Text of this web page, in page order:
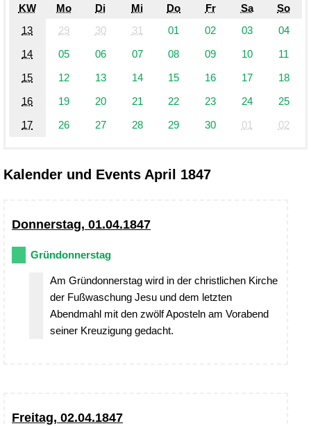
KW Mo Di Mi Do Fr Sa
So
13
29 30 31 01 02 03
04
14
05 06 07 08 09 10
11
15
12 13 14 15 16 17
18
16
19 20 21 22 23 24
25
17
26 27 28 29 30 01 02
Kalender und Events April 1847
Donnerstag, 01.04.1847
Gründonnerstag
Am Gründonnerstag wird in der christlichen Kirche
der Fußwaschung Jesu und dem letzten
Abendmahl mit den zwölf Aposteln am Vorabend
seiner Kreuzigung gedacht.
Freitag, 02.04.1847